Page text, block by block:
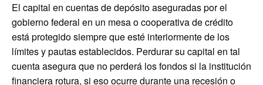
El capital en cuentas de depósito aseguradas por el
gobierno federal en un mesa o cooperativa de crédito
está protegido siempre que esté interiormente de los
límites y pautas establecidos. Perdurar su capital en tal
cuenta asegura que no perderá los fondos si la institución
financiera rotura, si eso ocurre durante una recesión o